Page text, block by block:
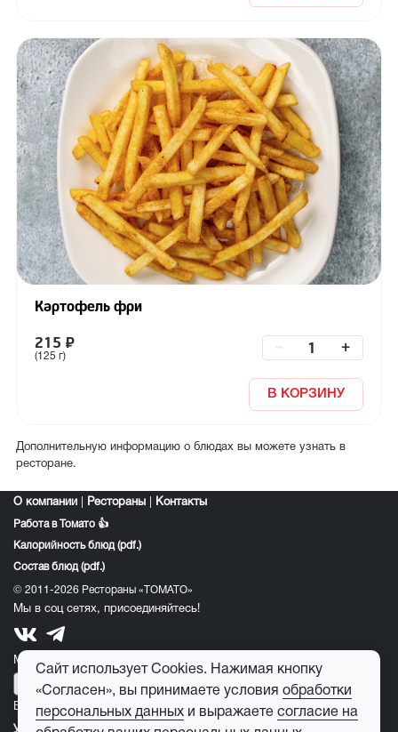
Картофель фри
215 ₽
(125 г)
+
В КОРЗИНУ
Дополнительную информацию о блюдах вы можете узнать в
ресторане.
О компании Рестораны Контакты
Работа в Томато 👍
Калорийность блюд (pdf.)
Состав блюд (pdf.)
© 2011-2026 Рестораны «ТОМАТО»
Мы в соц сетях, присоединяйтесь!
Мобильное приложение томато:
E-mail для обратной связи: feedback@tomato-pizza.ru
Сайт использует Cookies. Нажимая кнопку
«Согласен», вы принимаете условия обработки
персональных данных и выражаете согласие на